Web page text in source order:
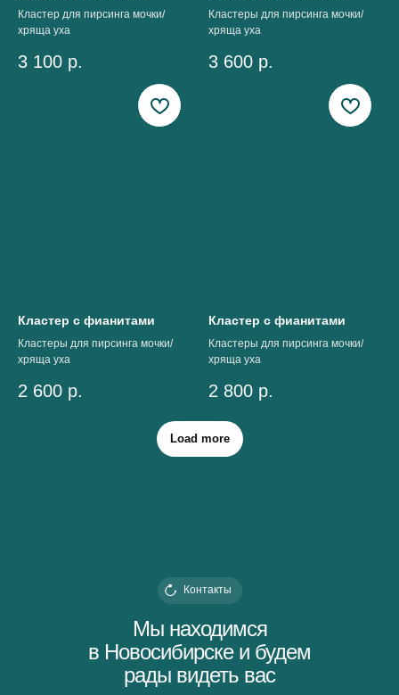
Кластер для пирсинга мочки/
хряща уха
3 100 р.
Кластеры для пирсинга мочки/
хряща уха
3 600 р.
Кластер с фианитами
Кластеры для пирсинга мочки/
хряща уха
2 600 р.
Кластер с фианитами
Кластеры для пирсинга мочки/
хряща уха
2 800 р.
Load more
Мы находимся
в Новосибирске и будем
рады видеть вас
Контакты